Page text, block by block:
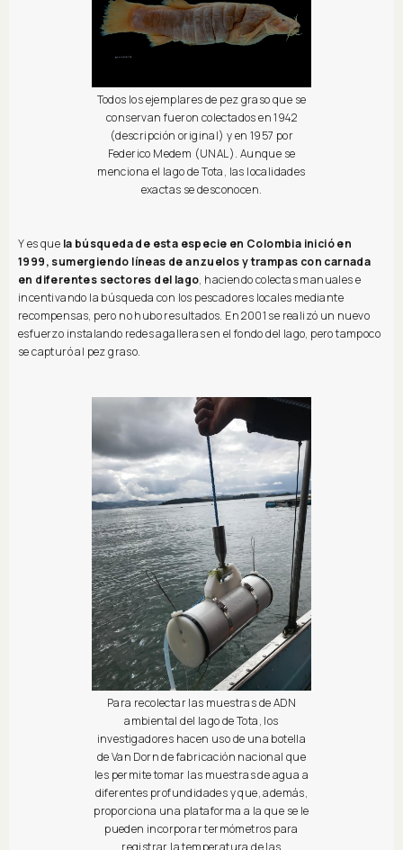
Todos los ejemplares de pez graso que se
conservan fueron colectados en 1942
(descripción original) y en 1957 por
Federico Medem (UNAL). Aunque se
menciona el lago de Tota, las localidades
exactas se desconocen.
Y es que la búsqueda de esta especie en Colombia inició en
1999, sumergiendo líneas de anzuelos y trampas con carnada
en diferentes sectores del lago, haciendo colectas manuales e
incentivando la búsqueda con los pescadores locales mediante
recompensas, pero no hubo resultados. En 2001 se realizó un nuevo
esfuerzo instalando redes agalleras en el fondo del lago, pero tampoco
se capturó al pez graso.
Para recolectar las muestras de ADN
ambiental del lago de Tota, los
investigadores hacen uso de una botella
de Van Dorn de fabricación nacional que
les permite tomar las muestras de agua a
diferentes profundidades y que, además,
proporciona una plataforma a la que se le
pueden incorporar termómetros para